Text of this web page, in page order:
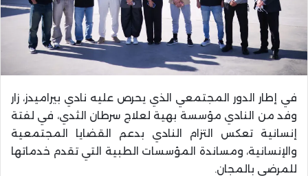
في إطار الدور المجتمعي الذي يحرص عليه نادي بيراميدز، زار
وفد من النادي مؤسسة بهية لعلاج سرطان الثدي، في لفتة
إنسانية تعكس التزام النادي بدعم القضايا المجتمعية
والإنسانية، ومساندة المؤسسات الطبية التي تقدم خدماتها
للمرضى بالمجان.